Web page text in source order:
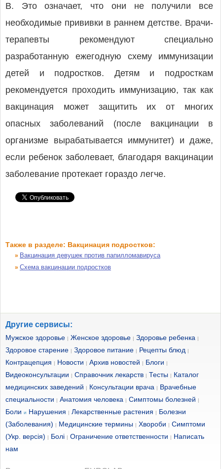
В. Это означает, что они не получили все
необходимые прививки в раннем детстве. Врачи-
терапевты рекомендуют специально
разработанную ежегодную схему иммунизации
детей и подростков. Детям и подросткам
рекомендуется проходить иммунизацию, так как
вакцинация может защитить их от многих
опасных заболеваний (после вакцинации в
организме вырабатывается иммунитет) и даже,
если ребенок заболевает, благодаря вакцинации
заболевание протекает гораздо легче.
Также в разделе: Вакцинация подростков:
» Вакцинация девушек против папилломавируса
» Схема вакцинации подростков
Другие сервисы:
Мужское здоровье | Женское здоровье | Здоровье ребенка |
Здоровое старение | Здоровое питание | Рецепты блюд |
Контрацепция | Новости | Архив новостей | Блоги |
Видеоконсультации | Справочник лекарств | Тесты | Каталог
медицинских заведений | Консультации врача | Врачебные
специальности | Анатомия человека | Симптомы болезней |
Боли и Нарушения | Лекарственные растения | Болезни
(Заболевания) | Медицинские термины | Хвороби | Симптоми
(Укр. версія) | Болі | Ограничение ответственности | Написать
нам